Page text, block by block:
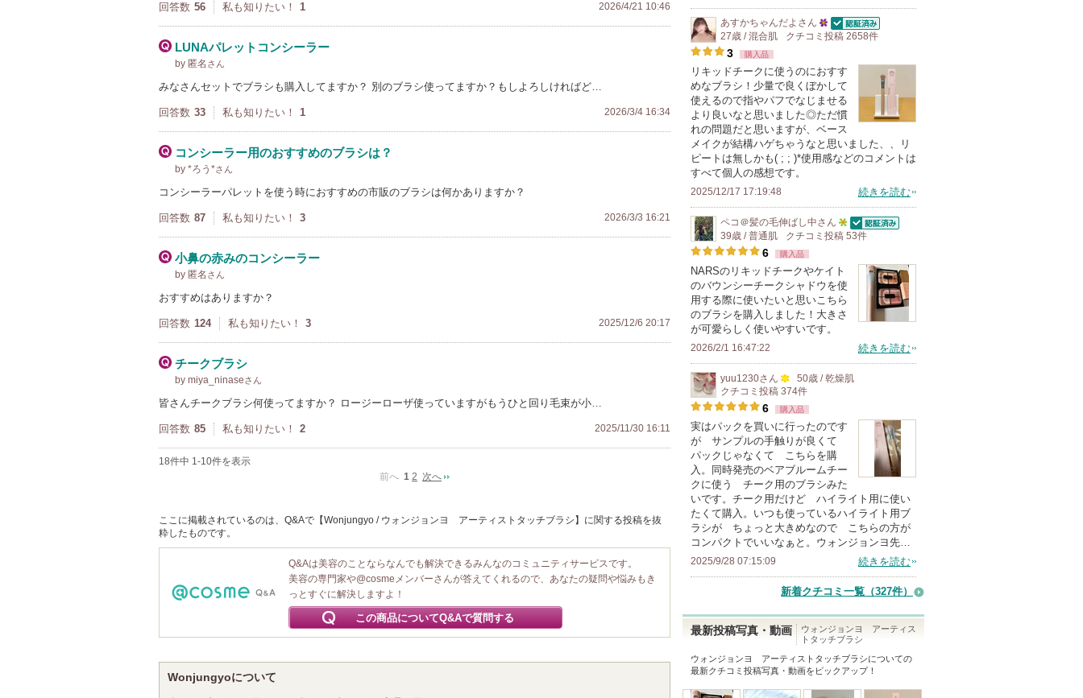
回答数 56 私も知りたい！ 1 2026/4/21 10:46
LUNAパレットコンシーラー
by 匿名 さん
みなさんセットでブラシも購入してますか？ 別のブラシ使ってますか？もしよろしければど…
回答数 33 私も知りたい！ 1 2026/3/4 16:34
コンシーラー用のおすすめのブラシは？
by *ろう*さん
コンシーラーパレットを使う時におすすめの市販のブラシは何かありますか？
回答数 87 私も知りたい！ 3 2026/3/3 16:21
小鼻の赤みのコンシーラー
by 匿名 さん
おすすめはありますか？
回答数 124 私も知りたい！ 3 2025/12/6 20:17
チークブラシ
by miya_ninaseさん
皆さんチークブラシ何使ってますか？ ロージーローザ使っていますがもうひと回り毛束が小…
回答数 85 私も知りたい！ 2 2025/11/30 16:11
18件中 1-10件を表示
前へ 1 2 次へ
ここに掲載されているのは、Q&Aで【Wonjungyo / ウォンジョンヨ アーティストタッチブラシ】に関する投稿を抜
粋したものです。
Q&Aは美容のことならなんでも解決できるみんなのコミュニティサービスです。
美容の専門家や@cosmeメンバーさんが答えてくれるので、あなたの疑問や悩みもき
っとすぐに解決しますよ！
この商品についてQ&Aで質問する
Wonjungyoについて
い
ま
あすかちゃんだよ さん
25
以
上
の
メ
ン
に
お
に
入
り
登
さ
れ
い
ま
す
認証済
27歳 / 混合肌 クチコミ投稿 2658件
3 購入品
リキッドチークに使うのにおすす
めなブラシ！少量で良くぼかして
使えるので指やパフでなじませる
より良いなと思いました◎ただ慣
れの問題だと思いますが、ベース
メイクが結構ハゲちゃうなと思いました、、リ
ピートは無しかも( ; ; )*使用感などのコメントは
すべて個人の感想です。
2025/12/17 17:19:48 続きを読む
ペコ＠髪の毛伸ばし中さん
5
以
上
の
バ
お
に
入
り
録
ま
す
認証済
39歳 / 普通肌 クチコミ投稿 53件
6 購入品
NARSのリキッドチークやケイト
のバウンシーチークシャドウを使
用する際に使いたいと思いこちら
のブラシを購入しました！大きさ
が可愛らしく使いやすいです。
2026/2/1 16:47:22 続きを読む
yuu1230さん
100
人
以
上
の
メ
ン
バ
ー
お
に
り
50歳 / 乾燥肌
クチコミ投稿 374件
6 購入品
実はパックを買いに行ったのです
が サンプルの手触りが良くて
パックじゃなくて こちらを購
入。同時発売のベアブルームチー
クに使う チーク用のブラシみた
いです。チーク用だけど ハイライト用に使い
たくて購入。いつも使っているハイライト用ブ
ラシが ちょっと大きめなので こちらの方が
コンパクトでいいなぁと。ウォンジョンヨ先…
2025/9/28 07:15:09 続きを読む
新着クチコミ一覧 （327件）
最新投稿写真・動画
ウォンジョンヨ アーティス
トタッチブラシ
ウォンジョンヨ アーティストタッチブラシについての
最新クチコミ投稿写真・動画をピックアップ！